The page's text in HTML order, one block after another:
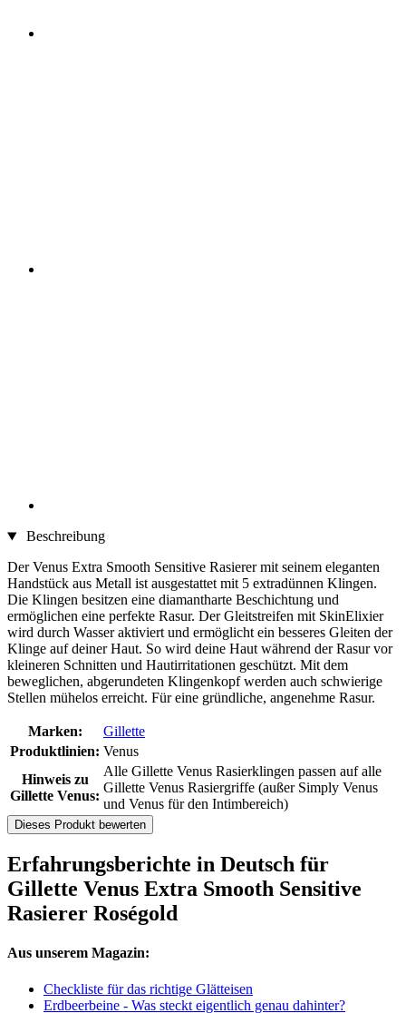
Beschreibung
Der Venus Extra Smooth Sensitive Rasierer mit seinem eleganten
Handstück aus Metall ist ausgestattet mit 5 extradünnen Klingen.
Die Klingen besitzen eine diamantharte Beschichtung und
ermöglichen eine perfekte Rasur. Der Gleitstreifen mit SkinElixier
wird durch Wasser aktiviert und ermöglicht ein besseres Gleiten der
Klinge auf deiner Haut. So wird deine Haut während der Rasur vor
kleineren Schnitten und Hautirritationen geschützt. Mit dem
beweglichen, abgerundeten Klingenkopf werden auch schwierige
Stellen mühelos erreicht. Für eine gründliche, angenehme Rasur.
Marken:
Gillette
Produktlinien: Venus
Hinweis zu
Gillette Venus:
Alle Gillette Venus Rasierklingen passen auf alle
Gillette Venus Rasiergriffe (außer Simply Venus
und Venus für den Intimbereich)
Dieses Produkt bewerten
Erfahrungsberichte in Deutsch für
Gillette Venus Extra Smooth Sensitive
Rasierer Roségold
Aus unserem Magazin:
Checkliste für das richtige Glätteisen
Erdbeerbeine - Was steckt eigentlich genau dahinter?